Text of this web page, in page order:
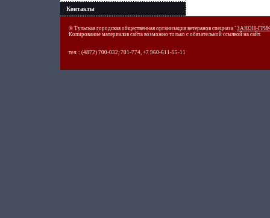
Контакты
© Тульская городская общественная организация ветеранов спецназа "ЗАКОН-
Копирование материалов сайта возможно только с обязательной ссылкой на сайт.
тел. : (4872) 700-032, 701-774, +7 960-611-55-11